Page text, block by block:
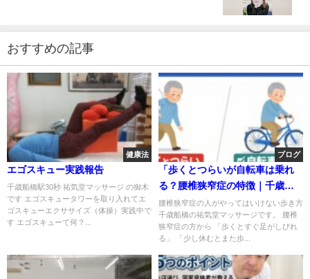
おすすめの記事
健康法
エゴスキュー実践報告
千歳船橋駅30秒 祐気堂マッサージ の御木
です エゴスキュータワーを取り入れてエ
ゴスキューエクササイズ（体操）実践中で
す エゴスキューて何？...
ブログ
「歩くとつらいが自転車は乗れ
る？腰椎狭窄症の特徴｜千歳船
橋 祐気堂マッサージ」
腰椎狭窄症の人がやってはいけない歩き方
千歳船橋の祐気堂マッサージです。 腰椎
狭窄症の方から 「歩くとすぐ足がしびれ
る」 「少し休むとまた歩...